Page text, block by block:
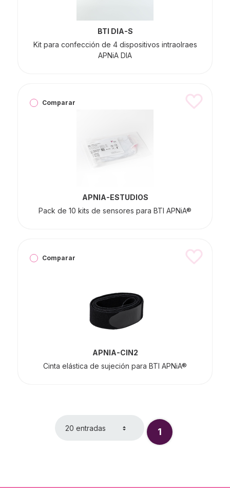
BTI DIA-S
Kit para confección de 4 dispositivos intraolraes
APNiA DIA
Comparar
APNIA-ESTUDIOS
Pack de 10 kits de sensores para BTI APNiA®
Comparar
APNIA-CIN2
Cinta elástica de sujeción para BTI APNiA®
20 entradas
Página
1